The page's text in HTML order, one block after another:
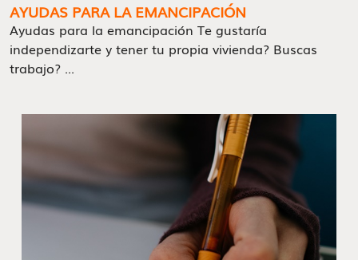
AYUDAS PARA LA EMANCIPACIÓN
Ayudas para la emancipación Te gustaría
independizarte y tener tu propia vivienda? Buscas
trabajo? ...